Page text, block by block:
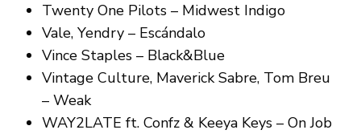
Twenty One Pilots – Midwest Indigo
Vale, Yendry – Escándalo
Vince Staples – Black&Blue
Vintage Culture, Maverick Sabre, Tom Breu
– Weak
WAY2LATE ft. Confz & Keeya Keys – On Job